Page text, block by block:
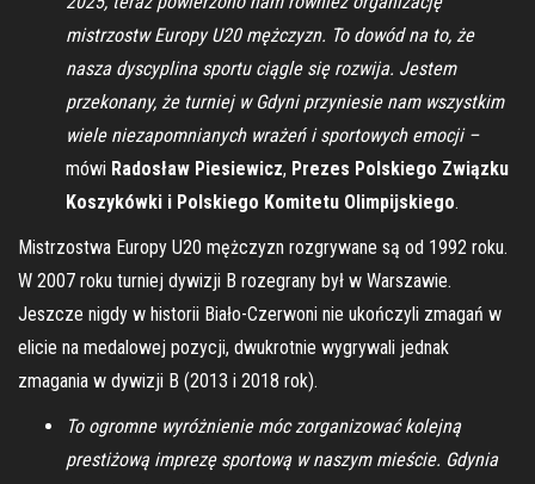
mistrzostw Europy U20 mężczyzn. To dowód na to, że
nasza dyscyplina sportu ciągle się rozwija. Jestem
przekonany, że turniej w Gdyni przyniesie nam wszystkim
wiele niezapomnianych wrażeń i sportowych emocji –
mówi Radosław Piesiewicz, Prezes Polskiego Związku
Koszykówki i Polskiego Komitetu Olimpijskiego.
Mistrzostwa Europy U20 mężczyzn rozgrywane są od 1992 roku.
W 2007 roku turniej dywizji B rozegrany był w Warszawie.
Jeszcze nigdy w historii Biało-Czerwoni nie ukończyli zmagań w
elicie na medalowej pozycji, dwukrotnie wygrywali jednak
zmagania w dywizji B (2013 i 2018 rok).
To ogromne wyróżnienie móc zorganizować kolejną
prestiżową imprezę sportową w naszym mieście. Gdynia